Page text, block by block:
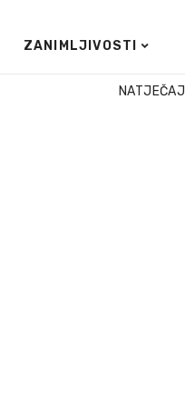
ZANIMLJIVOSTI
NATJEČAJI